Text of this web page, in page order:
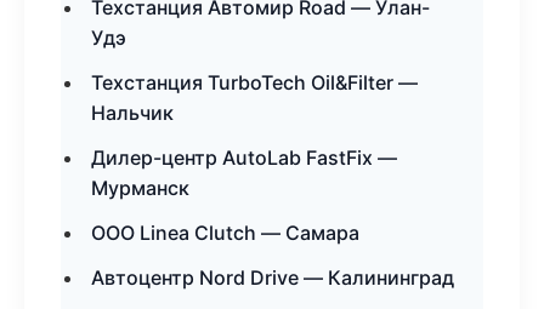
Техстанция Автомир Road — Улан-
Удэ
Техстанция TurboTech Oil&Filter —
Нальчик
Дилер-центр AutoLab FastFix —
Мурманск
ООО Linea Clutch — Самара
Автоцентр Nord Drive — Калининград